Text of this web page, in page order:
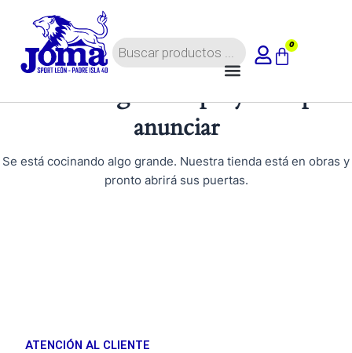
contenido
Búsqueda
de
Menú
0
Tenemos grandes proyectos por
anunciar
Se está cocinando algo grande. Nuestra tienda está en obras y
pronto abrirá sus puertas.
ATENCIÓN AL CLIENTE